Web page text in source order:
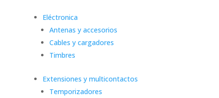
Eléctronica
Antenas y accesorios
Cables y cargadores
Timbres
Extensiones y multicontactos
Temporizadores